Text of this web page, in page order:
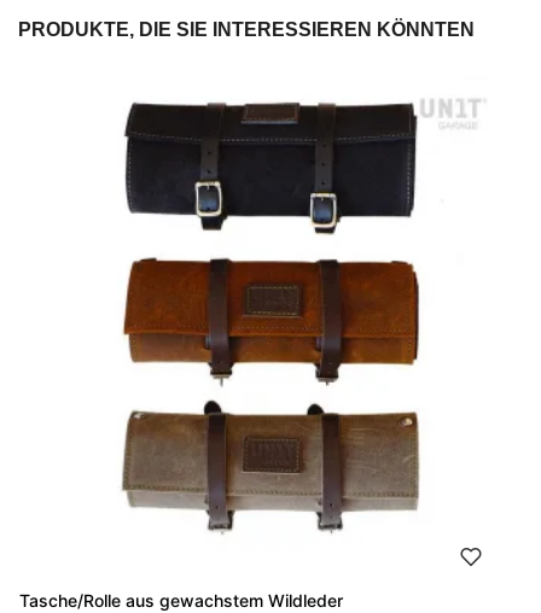
PRODUKTE, DIE SIE INTERESSIEREN KÖNNTEN
Tasche/Rolle aus gewachstem Wildleder